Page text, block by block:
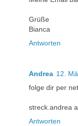
Grüße
Bianca
Antworten
Andrea 12.
folge dir per
streck.andrea
Antworten